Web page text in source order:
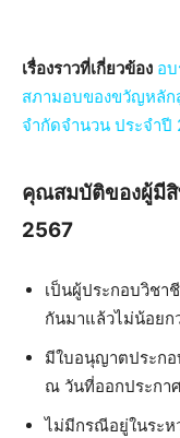
เรื่องราวที่เกี่ยวข้อง อ
สภามอบของขวัญหลัก
จำกัดจำนวน ประจำปี
คุณสมบัติของผู้มีสิ
2567
เป็นผู้ประกอบวิชา
กันมาแล้วไม่น้อยก
มีใบอนุญาตประก
ณ วันที่ออกประกา
ไม่มีกรณีอยู่ในระห